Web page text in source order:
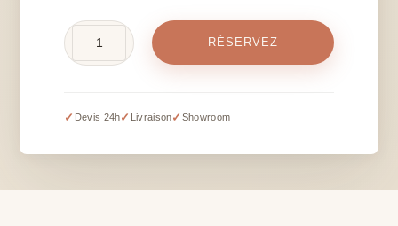
"Bienvenue"
H
RÉSERVEZ
✓ Devis 24h✓ Livraison✓ Showroom